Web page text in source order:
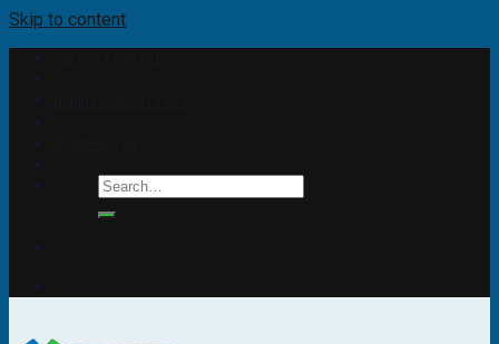
Skip to content